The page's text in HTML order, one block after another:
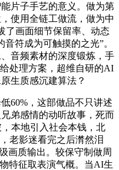
片子手艺的意义。做为第
使用全链工做流，做为中
了画面细节保留率、动态
符成为可触摸的之光”。
音频素材的深度锻炼，手
处理方案，超维自研的AI
生质感沉建算法？
，这部做品不只讲述
弟感情的动听故事，死而
本地引入社会本钱，北
老影迷看完之后潸然泪
画质输出。较保守制做周
特征取表演气概。当AI生